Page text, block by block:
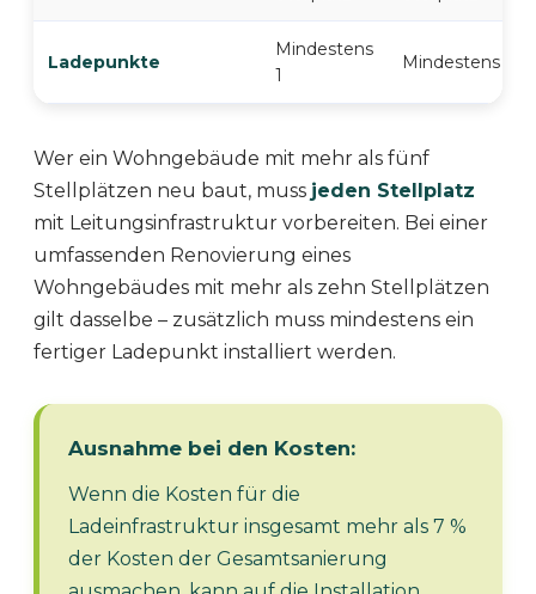
Ladepunkte
Mindestens
1
Mindestens 1
Wer ein Wohngebäude mit mehr als fünf
Stellplätzen neu baut, muss jeden Stellplatz
mit Leitungsinfrastruktur vorbereiten. Bei einer
umfassenden Renovierung eines
Wohngebäudes mit mehr als zehn Stellplätzen
gilt dasselbe – zusätzlich muss mindestens ein
fertiger Ladepunkt installiert werden.
Ausnahme bei den Kosten:
Wenn die Kosten für die
Ladeinfrastruktur insgesamt mehr als 7 %
der Kosten der Gesamtsanierung